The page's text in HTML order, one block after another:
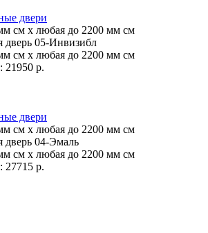
см x любая до 2200 мм см
дверь 05-Инвизибл
см x любая до 2200 мм см
21950 р.
см x любая до 2200 мм см
дверь 04-Эмаль
см x любая до 2200 мм см
27715 р.